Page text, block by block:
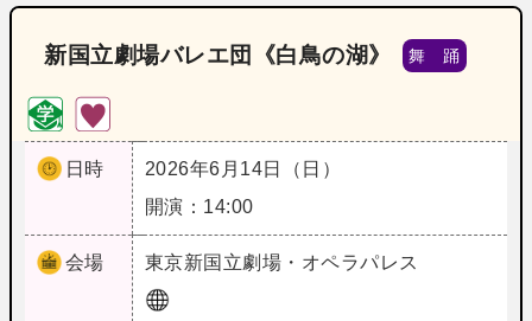
新国立劇場バレエ団《白鳥の湖》 舞 踊
日時
2026年6月14日（日）
開演：14:00
会場 東京新国立劇場・オペラパレス